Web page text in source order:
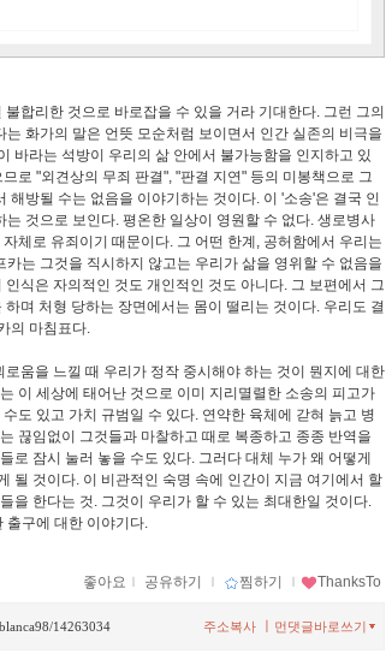
합리한 것으로 바로잡을 수 있을 거라 기대한다. 그런 그의
화가의 말은 언뜻 모순처럼 보이면서 인간 실존의 비극을
바라는 석방이 우리의 삶 안에서 불가능함을 인지하고 있
로 "외견상의 무죄 판결", "판결 지연" 등의 미봉책으로 그
해방될 수는 없음을 이야기하는 것이다. 이 '소송'은 결국 인
것으로 보인다. 평온한 일상이 영원할 수 없다. 생로병사
체로 유죄이기 때문이다. 그 어떤 한계, 공허함에서 우리는
는 그것을 직시하지 않고는 우리가 삶을 영위할 수 없음을
식은 자의적인 것도 개인적인 것도 아니다. 그 보편에서 그
며 처형 당하는 장면에서는 몸이 떨리는 것이다. 우리도 결
의 마침표다.
움을 느낄 때 우리가 정작 중시해야 하는 것이 뭔지에 대한
이 세상에 태어난 것으로 이미 지리멸렬한 소송의 피고가
도 있고 가치 규범일 수 있다. 연약한 육체에 갇혀 늙고 병
끊임없이 그것들과 마찰하고 때로 복종하고 종종 반역을
로 잠시 눌러 놓을 수도 있다. 그러다 대체 누가 왜 어떻게
될 것이다. 이 비관적인 숙명 속에 인간이 지금 여기에서 할
을 한다는 것. 그것이 우리가 할 수 있는 최대한일 것이다.
출구에 대한 이야기다.
좋아요 ｌ 공유하기 ｌ 찜하기 ｌ ThanksTo
14263034 먼댓글바로쓰기
주소복사